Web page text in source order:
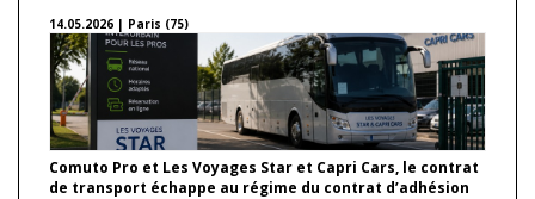
14.05.2026 | Paris (75)
Comuto Pro et Les Voyages Star et Capri Cars, le contrat
de transport échappe au régime du contrat d’adhésion